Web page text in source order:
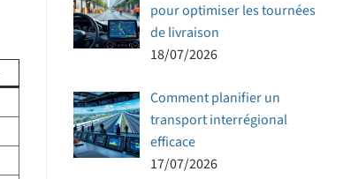
pour optimiser les tournées
de livraison
18/07/2026
Comment planifier un
transport interrégional
efficace
17/07/2026